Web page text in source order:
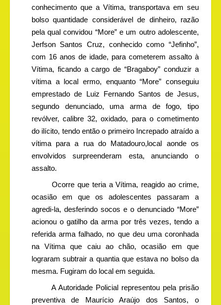
conhecimento que a Vítima, transportava em seu
bolso quantidade considerável de dinheiro, razão
pela qual convidou “More” e um outro adolescente,
Jerfson Santos Cruz, conhecido como “Jefinho”,
com 16 anos de idade, para cometerem assalto à
Vítima, ficando a cargo de “Bragaboy” conduzir a
vítima a local ermo, enquanto “More” conseguiu
emprestado de Luiz Fernando Santos de Jesus,
segundo denunciado, uma arma de fogo, tipo
revólver, calibre 32, oxidado, para o cometimento
do ilícito, tendo então o primeiro Increpado atraído a
vítima para a rua do Matadouro,local aonde os
envolvidos surpreenderam esta, anunciando o
assalto.
Ocorre que teria a Vítima, reagido ao crime,
ocasião em que os adolescentes passaram a
agredi-la, desferindo socos e o denunciado “More”
acionou o gatilho da arma por três vezes, tendo a
referida arma falhado, no que deu uma coronhada
na Vítima que caiu ao chão, ocasião em que
lograram subtrair a quantia que estava no bolso da
mesma. Fugiram do local em seguida.
A Autoridade Policial representou pela prisão
preventiva de Maurício Araújo dos Santos, o